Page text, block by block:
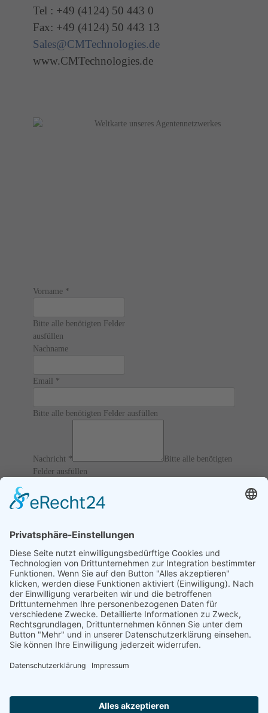
Tel : +49 (4124) 50 443 0
Fax: +49 (4124) 50 443 13
Sales@CMTechnologies.de
www.CMTechnologies.de
Vorname *
Bitte alle benötigten Felder
ausfüllen
Nachname
Email *
Bitte alle benötigten Felder ausfüllen
Nachricht *
Bitte alle benötigten
Felder ausfüllen
ich die Informationen verbunden mit den
GDPR gelesen habe.
Senden
Home
Impressum
Datenschutz
Verfahrensverzeichnis
Videoüberwachung